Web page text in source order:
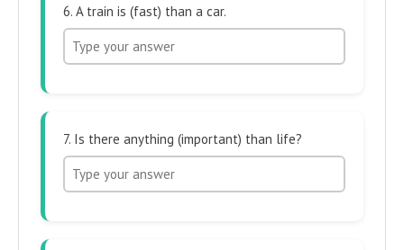
6. A train is (fast) than a car.
7. Is there anything (important) than life?